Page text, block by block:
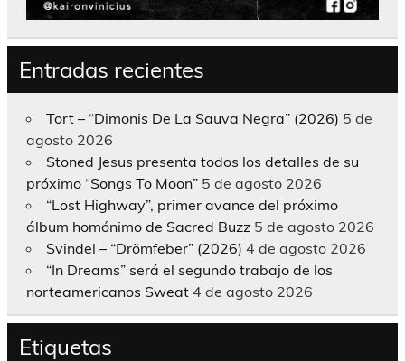
Entradas recientes
Tort – “Dimonis De La Sauva Negra” (2026) 5 de
agosto 2026
Stoned Jesus presenta todos los detalles de su
próximo “Songs To Moon” 5 de agosto 2026
“Lost Highway”, primer avance del próximo
álbum homónimo de Sacred Buzz 5 de agosto 2026
Svindel – “Drömfeber” (2026) 4 de agosto 2026
“In Dreams” será el segundo trabajo de los
norteamericanos Sweat 4 de agosto 2026
Etiquetas